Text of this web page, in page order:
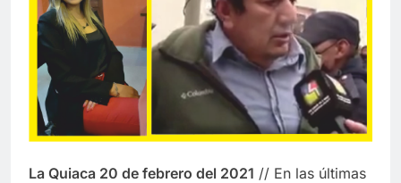
La Quiaca 20 de febrero del 2021 // En las últimas